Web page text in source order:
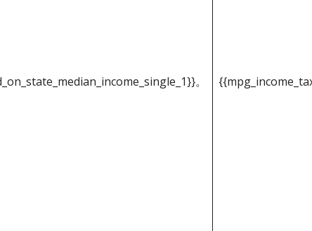
。